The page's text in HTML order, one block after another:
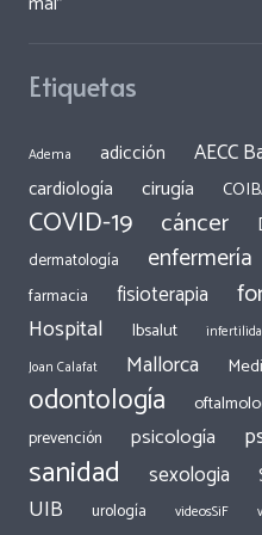
Etiquetas
Adema adicción AECC
cardiología cirugía
COVID-19 cáncer
dermatología
enfermería
farmacia fisioterapia
Hospital Ibsalut
Joan Calafat Mallorca
odontología
prevención psicología
sanidad sexologia
UIB urología videosSiF